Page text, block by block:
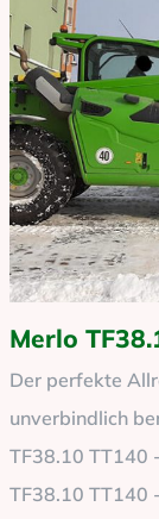
Merlo
Der perfekte
unverbindlich
TF38.10 TT140
TF38.10 TT140